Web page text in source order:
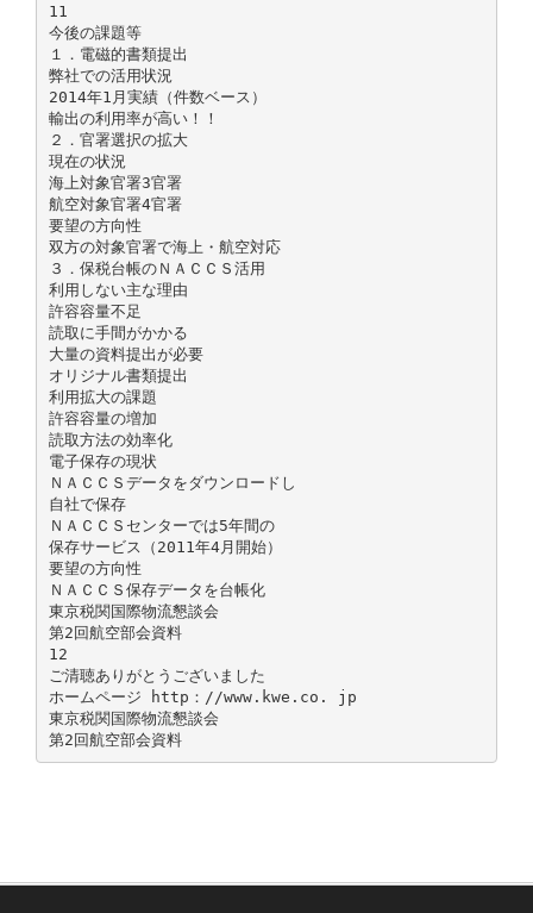
11
今後の課題等
１．電磁的書類提出
弊社での活用状況
2014年1月実績（件数ベース）
輸出の利用率が高い！！
２．官署選択の拡大
現在の状況
海上対象官署3官署
航空対象官署4官署
要望の方向性
双方の対象官署で海上・航空対応
３．保税台帳のＮＡＣＣＳ活用
利用しない主な理由
許容容量不足
読取に手間がかかる
大量の資料提出が必要
オリジナル書類提出
利用拡大の課題
許容容量の増加
読取方法の効率化
電子保存の現状
ＮＡＣＣＳデータをダウンロードし
自社で保存
ＮＡＣＣＳセンターでは5年間の
保存サービス（2011年4月開始）
要望の方向性
ＮＡＣＣＳ保存データを台帳化
東京税関国際物流懇談会
第2回航空部会資料
12
ご清聴ありがとうございました
ホームページ http：//www.kwe.co. jp
東京税関国際物流懇談会
第2回航空部会資料